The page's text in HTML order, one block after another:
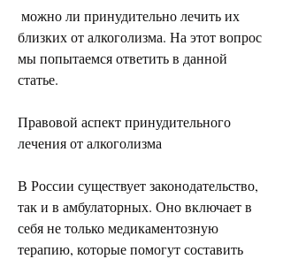
близких от алкоголизма. На этот вопрос
мы попытаемся ответить в данной
статье.
Правовой аспект принудительного
лечения от алкоголизма
В России существует законодательство,
так и в амбулаторных. Оно включает в
себя не только медикаментозную
терапию, которые помогут составить